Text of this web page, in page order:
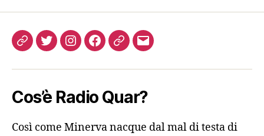
ComeTwitterInstagram
FB Podcast
Email
Cos’è Radio Quar?
Così come Minerva nacque dal mal di testa di